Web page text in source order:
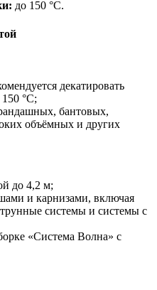
до 150 °C.
декатировать
°C;
бантовых,
объёмных и других
до 4,2 м;
и карнизами, включая
системы и системы с
«Система Волна» с